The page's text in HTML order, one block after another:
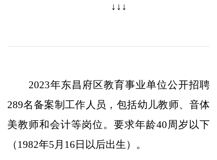
↓↓↓
2023年东昌府区教育事业单位公开招聘
289名备案制工作人员，包括幼儿教师、音体
美教师和会计等岗位。要求年龄40周岁以下
（1982年5月16日以后出生）。